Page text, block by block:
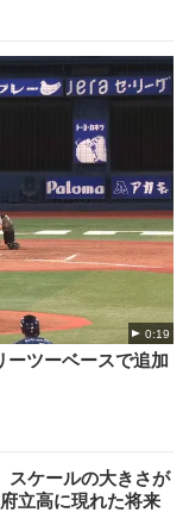
0:19
ーツーベースで追加
ケールの大きさが
立高に現れた将来